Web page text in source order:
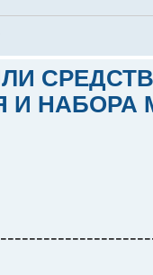
И НАБОРА